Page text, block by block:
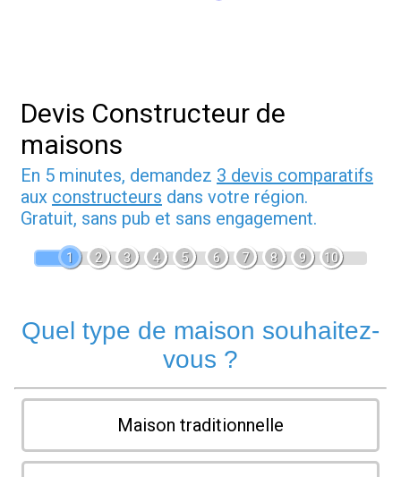
Devis Constructeur de
maisons
En 5 minutes, demandez 3 devis comparatifs
aux constructeurs dans votre région.
Gratuit, sans pub et sans engagement.
1 2 3 4 5 6 7 8 9 10
Quel type de maison souhaitez-
vous ?
Maison traditionnelle